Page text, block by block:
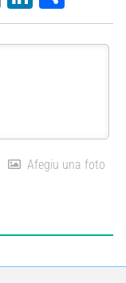
Link
Afegiu una foto